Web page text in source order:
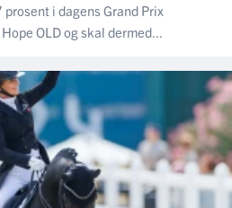
i dagens Grand Prix
OLD og skal dermed...